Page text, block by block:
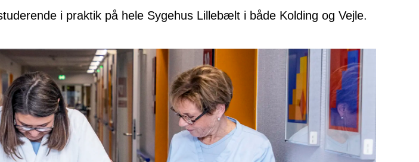
i praktik på hele Sygehus Lillebælt i både Kolding og Vejle.